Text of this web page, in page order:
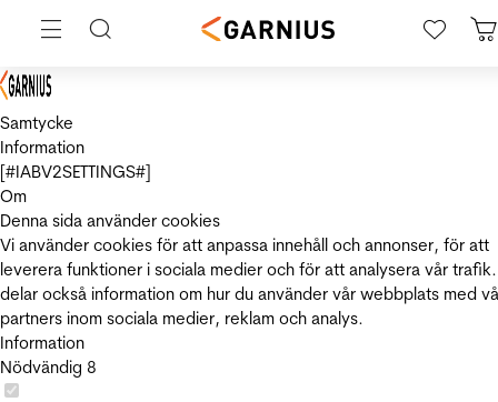
Samtycke
Information
[#IABV2SETTINGS#]
Om
Denna sida använder cookies
Vi använder cookies för att anpassa innehåll och annonser, för att
leverera funktioner i sociala medier och för att analysera vår
delar också information om hur du använder vår webbplats med
partners inom sociala medier, reklam och analys.
Information
Nödvändig 8